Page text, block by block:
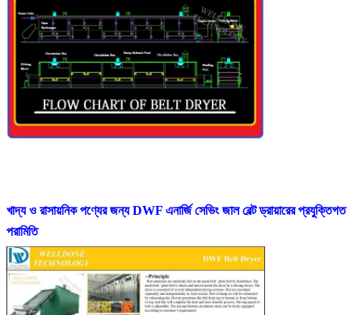
খাদ্য ও রাসায়নিক পণ্যের জন্য DWF এনার্জি সেভিং জাল বেল্ট ড্রায়ারের প্রযুক্তিগত
পরামিতি